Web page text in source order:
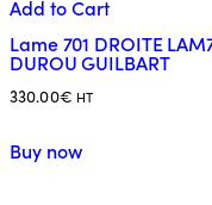
Add to Cart
Lame 701 DROITE
DUROU GUILBART
330.00€ HT
Buy now